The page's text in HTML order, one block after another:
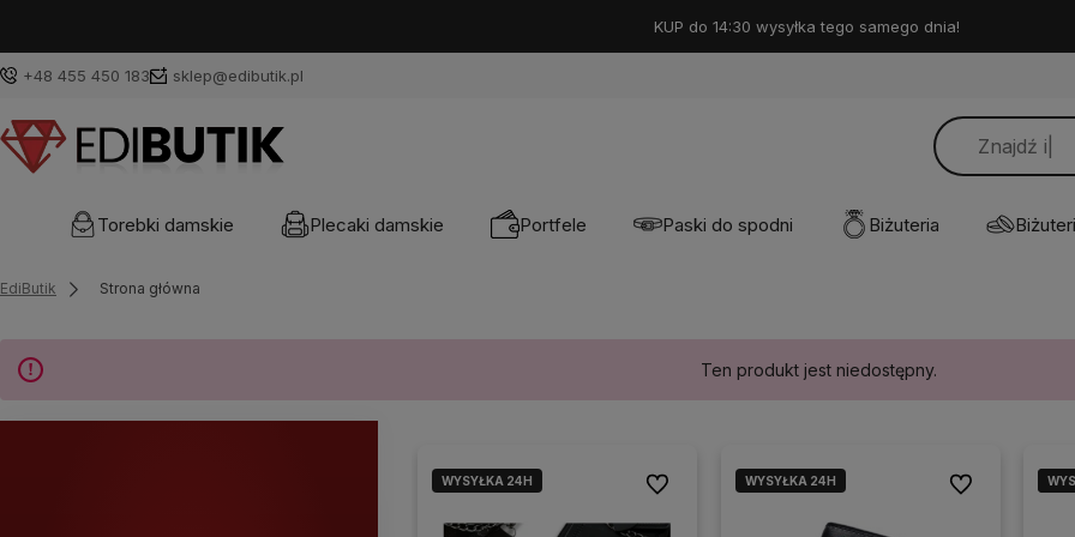
KUP do 14:30 wysyłka tego samego dnia!
+48 455 450 183 sklep@edibutik.pl
Torebki damskie Plecaki damskie Portfele Paski do spodni Biżuteria
EdiButik Strona główna
Ten produkt jest niedostępny.
WYSYŁKA 24H Do ulubionychWYSYŁKA 24H Do ulubionych